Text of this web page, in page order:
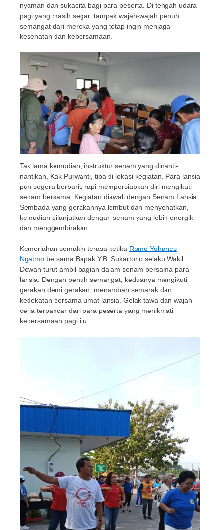
nyaman dan sukacita bagi para peserta. Di tengah udara
pagi yang masih segar, tampak wajah-wajah penuh
semangat dari mereka yang tetap ingin menjaga
kesehatan dan kebersamaan.
Tak lama kemudian, instruktur senam yang dinanti-
nantikan, Kak Purwanti, tiba di lokasi kegiatan. Para lansia
pun segera berbaris rapi mempersiapkan diri mengikuti
senam bersama. Kegiatan diawali dengan Senam Lansia
Sembada yang gerakannya lembut dan menyehatkan,
kemudian dilanjutkan dengan senam yang lebih energik
dan menggembirakan.
Kemeriahan semakin terasa ketika Romo Yohanes
Ngatmo bersama Bapak Y.B. Sukartono selaku Wakil
Dewan turut ambil bagian dalam senam bersama para
lansia. Dengan penuh semangat, keduanya mengikuti
gerakan demi gerakan, menambah semarak dan
kedekatan bersama umat lansia. Gelak tawa dan wajah
ceria terpancar dari para peserta yang menikmati
kebersamaan pagi itu.